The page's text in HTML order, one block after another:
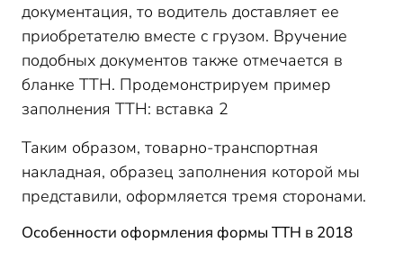
документация, то водитель доставляет ее
приобретателю вместе с грузом. Вручение
подобных документов также отмечается в
бланке ТТН. Продемонстрируем пример
заполнения ТТН: вставка 2
Таким образом, товарно-транспортная
накладная, образец заполнения которой мы
представили, оформляется тремя сторонами.
Особенности оформления формы ТТН в 2018